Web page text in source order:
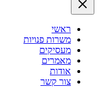
ראשי
משרות פנויות
מעסיקים
מאמרים
אודות
צור קשר